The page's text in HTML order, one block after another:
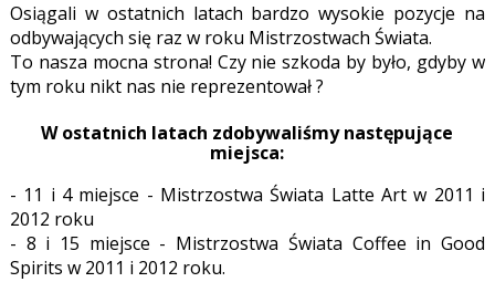
Osiągali w ostatnich latach bardzo wysokie pozycje na
odbywających się raz w roku Mistrzostwach Świata.
To nasza mocna strona! Czy nie szkoda by było, gdyby w
tym roku nikt nas nie reprezentował ?
W ostatnich latach zdobywaliśmy następujące
miejsca:
- 11 i 4 miejsce - Mistrzostwa Świata Latte Art w 2011 i
2012 roku
- 8 i 15 miejsce - Mistrzostwa Świata Coffee in Good
Spirits w 2011 i 2012 roku.